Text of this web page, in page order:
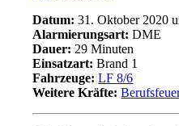
Datum: 31. Oktober 2020
Alarmierungsart: DME
Dauer: 29 Minuten
Einsatzart: Brand 1
Fahrzeuge: LF 8/6
Weitere Kräfte: